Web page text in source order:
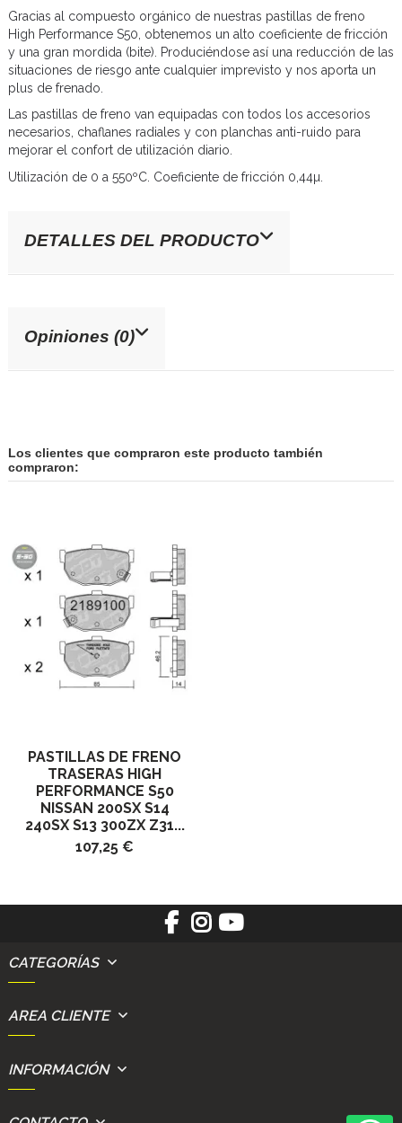
Gracias al compuesto orgánico de nuestras pastillas de freno
High Performance S50, obtenemos un alto coeficiente de fricción
y una gran mordida (bite). Produciéndose así una reducción de las
situaciones de riesgo ante cualquier imprevisto y nos aporta un
plus de frenado.
Las pastillas de freno van equipadas con todos los accesorios
necesarios, chaflanes radiales y con planchas anti-ruido para
mejorar el confort de utilización diario.
Utilización de 0 a 550ºC. Coeficiente de fricción 0,44µ.
DETALLES DEL PRODUCTO
Opiniones (0)
Los clientes que compraron este producto también
compraron:
PASTILLAS DE FRENO
TRASERAS HIGH
PERFORMANCE S50
NISSAN 200SX S14
240SX S13 300ZX Z31...
107,25 €
CATEGORÍAS
AREA CLIENTE
INFORMACIÓN